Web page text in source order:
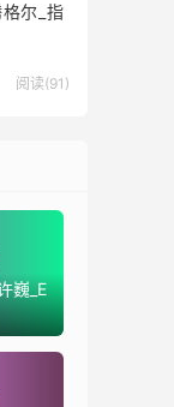
尔_指
阅读(91)
巍_E